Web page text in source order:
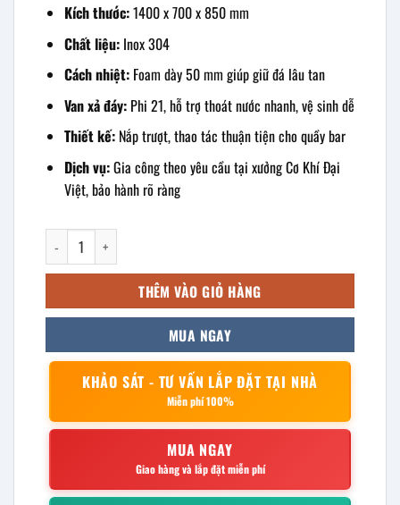
Kích thước:1400 x 700 x 850 mm
Chất liệu:Inox 304
Cách nhiệt:Foam dày 50 mm giúp giữ đá lâu tan
Van xả đáy:Phi 21, hỗ trợ thoát nước nhanh, vệ sinh dễ
Thiết kế:Nắp trượt, thao tác thuận tiện cho quầy bar
Dịch vụ:Gia công theo yêu cầu tại xưởng Cơ Khí Đại
Việt, bảo hành rõ ràng
Thùng Đá Inox Quầy Bar 1400x700x850mm số lượng
THÊM VÀO GIỎ HÀNG
MUA NGAY
KHẢO SÁT - TƯ VẤN LẮP ĐẶT TẠI NHÀ
Miễn phí 100%
MUA NGAY
Giao hàng và lắp đặt miễn phí